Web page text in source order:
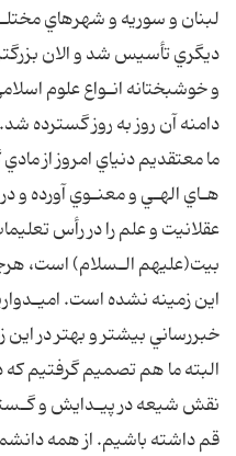
لبنان و سوريه و شهرهاي
ديگري تأسيس شد و الان
و خوشبختانه انـواع علوم
دامنه آن روز به روز گسترده شد.
ما معتقديم دنياي امروز از
هـاي الهـي و معنـوي آورده و
عقلانيت و علم را در رأس
بيت(عليهم الـسلام) است،
اين زمينه نشده است.
خبررساني بيشتر و بهتر در اين
البته ما هم تصميم گرفتيم كه
نقش شيعه در پيـدايش و
قم داشته باشيم. از همه